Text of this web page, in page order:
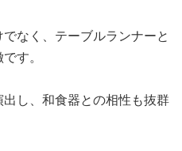
なく、テーブルランナーと
す。
し、和食器との相性も抜群